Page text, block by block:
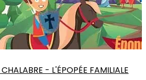
- L'ÉPOPÉE FAMILIALE